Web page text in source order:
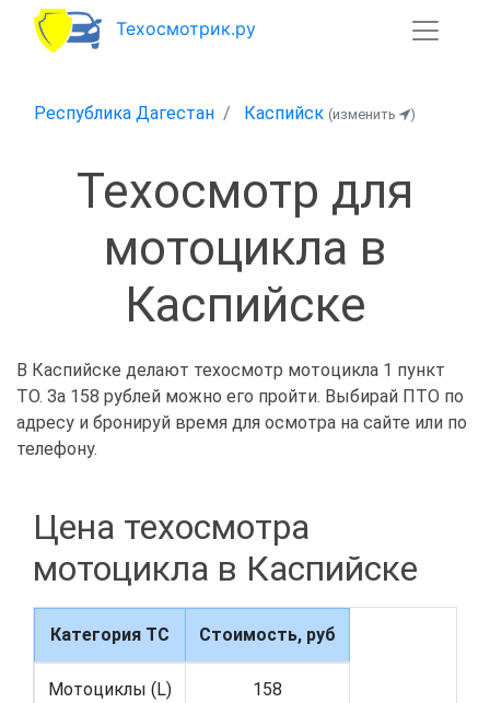
Техосмотрик.ру
Республика Дагестан Каспийск (изменить )
Техосмотр для
мотоцикла в
Каспийске
В Каспийске делают техосмотр мотоцикла 1 пункт
ТО. За 158 рублей можно его пройти. Выбирай ПТО по
адресу и бронируй время для осмотра на сайте или по
телефону.
Цена техосмотра
мотоцикла в Каспийске
Категория ТС Стоимость, руб
Мотоциклы (L) 158